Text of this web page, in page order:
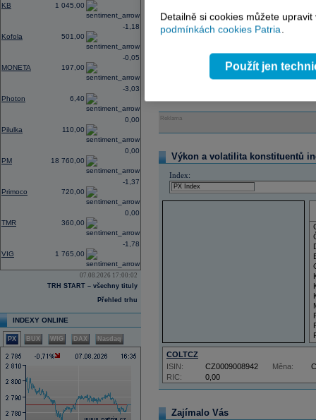
KB 1 045,00
Kofola 501,00
-1,18
MONETA 197,00
-0,05
Photon 6,40
-3,03
Pilulka 110,00
0,00
PM 18 760,00
0,00
Primoco 720,00
-1,37
TMR 360,00
0,00
VIG 1 765,00
-1,78
07.08.2026 17:00:02
TRH START – všechny tituly
Přehled trhu
INDEXY ONLINE
PX BUX WIG DAX Nasdaq
Reklama
Výkon a volatilita konstituentů
Index:
COLTCZ
RIC: 0,00
ISIN: CZ0009008942 Měna:
Zajímalo Vás
Detailně si cookies můžete
podmínkách cookies Patria.
Použít jen